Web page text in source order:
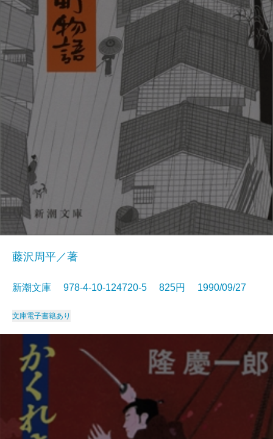
藤沢周平／著
新潮文庫 978-4-10-124720-5 825円 1990/09/27
文庫電子書籍あり